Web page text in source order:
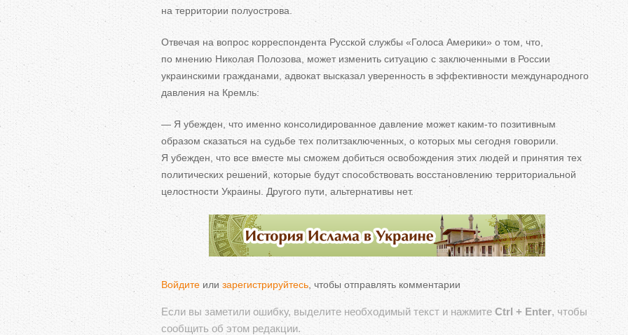
на территории полуострова.
Отвечая на вопрос корреспондента Русской службы «Голоса Америки» о том, что,
по мнению Николая Полозова, может изменить ситуацию с заключенными в России
украинскими гражданами, адвокат высказал уверенность в эффективности международного
давления на Кремль:
— Я убежден, что именно консолидированное давление может каким-то позитивным
образом сказаться на судьбе тех политзаключенных, о которых мы сегодня говорили.
Я убежден, что все вместе мы сможем добиться освобождения этих людей и принятия тех
политических решений, которые будут способствовать восстановлению территориальной
целостности Украины. Другого пути, альтернативы нет.
Войдите или зарегистрируйтесь , чтобы отправлять комментарии
Если вы заметили ошибку, выделите необходимый текст и нажмите Ctrl + Enter, чтобы
сообщить об этом редакции.